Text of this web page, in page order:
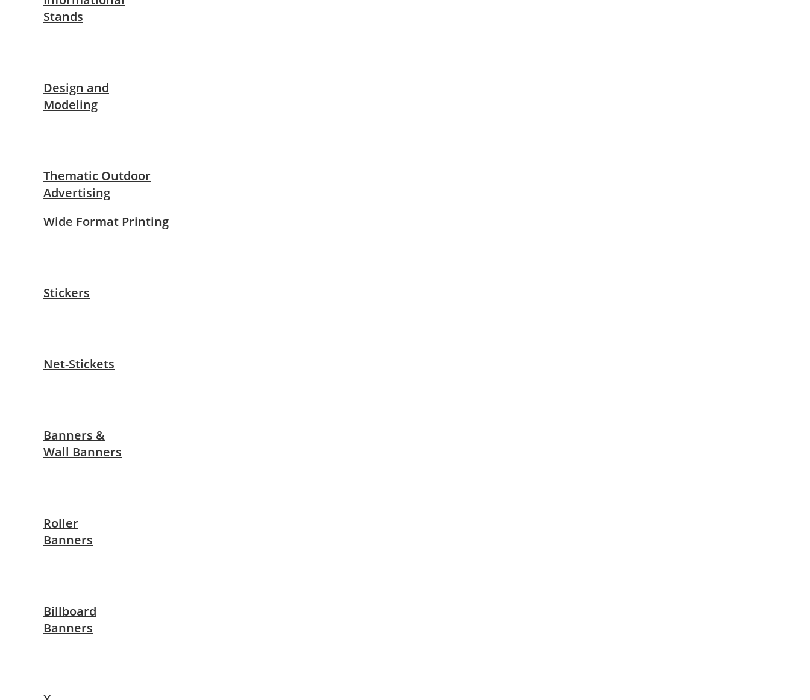
Stands
Design and
Modeling
Thematic Outdoor
Advertising
Wide Format Printing
Stickers
Net-Stickets
Banners &
Wall Banners
Roller
Banners
Billboard
Banners